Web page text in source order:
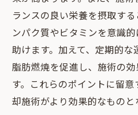
ランスの良い栄養を摂取す
ンパク質やビタミンを意識
助けます。加えて、定期的な
脂肪燃焼を促進し、施術の
す。これらのポイントに留
却施術がより効果的なものと